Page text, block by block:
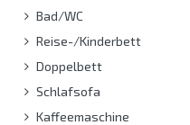
Bad/WC
Reise-/Kinderbett
Doppelbett
Schlafsofa
Kaffeemaschine